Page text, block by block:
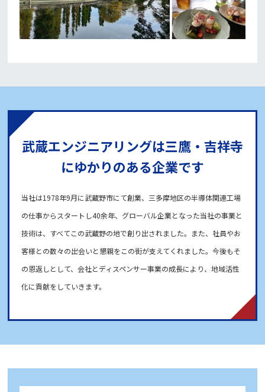
武蔵エンジニアリングは三鷹・吉祥寺
にゆかりのある企業です
当社は1978年9月に武蔵野市にて創業、三多摩地区の半導体関連工場
の仕事からスタートし40余年、グローバル企業となった当社の事業と
技術は、すべてこの武蔵野の地で創り出されました。また、社員やお
客様との数々の出会いと懇親をこの街が支えてくれました。今後もそ
の恩返しとして、会社とディスペンサー事業の成長により、地域活性
化に貢献をしていきます。